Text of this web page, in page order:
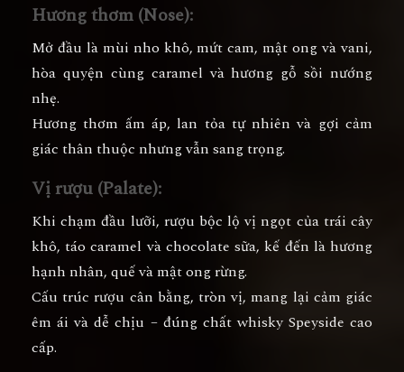
Hương thơm (Nose):
Mở đầu là mùi nho khô, mứt cam, mật ong và vani,
hòa quyện cùng caramel và hương gỗ sồi nướng
nhẹ.
Hương thơm ấm áp, lan tỏa tự nhiên và gợi cảm
giác thân thuộc nhưng vẫn sang trọng.
Vị rượu (Palate):
Khi chạm đầu lưỡi, rượu bộc lộvị ngọt của trái cây
khô, táo caramel và chocolate sữa, kế đến là hương
hạnh nhân, quế và mật ong rừng.
Cấu trúc rượu cân bằng, tròn vị, mang lại cảm giác
êm ái và dễ chịu – đúng chất whisky Speyside cao
cấp.